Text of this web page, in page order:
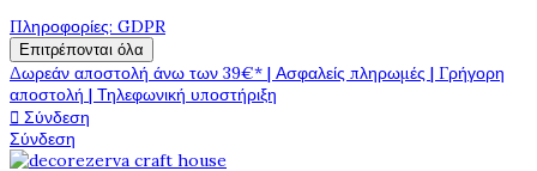
Πληροφορίες: GDPR
Επιτρέπονται όλα
Δωρεάν αποστολή άνω των 39€* | Ασφαλείς πληρωμές | Γρήγορη
αποστολή | Τηλεφωνική υποστήριξη
 Σύνδεση
Σύνδεση